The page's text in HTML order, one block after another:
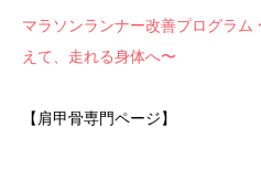
マラソンランナー改善プログラム
えて、走れる身体へ〜
【肩甲骨専門ページ】